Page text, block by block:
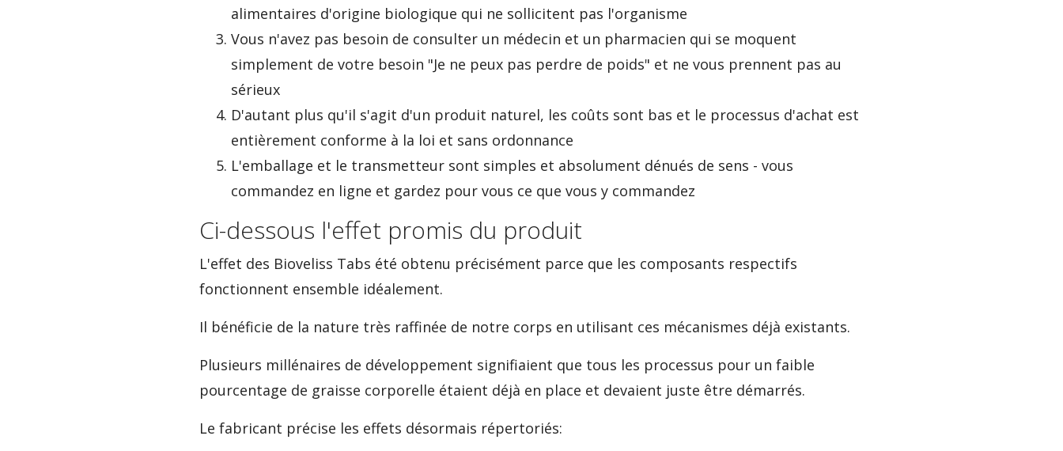
alimentaires d'origine biologique qui ne sollicitent pas l'organisme
Vous n'avez pas besoin de consulter un médecin et un pharmacien qui se moquent
simplement de votre besoin "Je ne peux pas perdre de poids" et ne vous prennent pas au
sérieux
D'autant plus qu'il s'agit d'un produit naturel, les coûts sont bas et le processus d'achat est
entièrement conforme à la loi et sans ordonnance
L'emballage et le transmetteur sont simples et absolument dénués de sens - vous
commandez en ligne et gardez pour vous ce que vous y commandez
Ci-dessous l'effet promis du produit
L'effet des Bioveliss Tabs été obtenu précisément parce que les composants respectifs
fonctionnent ensemble idéalement.
Il bénéficie de la nature très raffinée de notre corps en utilisant ces mécanismes déjà existants.
Plusieurs millénaires de développement signifiaient que tous les processus pour un faible
pourcentage de graisse corporelle étaient déjà en place et devaient juste être démarrés.
Le fabricant précise les effets désormais répertoriés: